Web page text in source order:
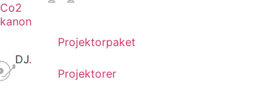
Co2
kanon
DJ.
Projektorpaket
Projektorer